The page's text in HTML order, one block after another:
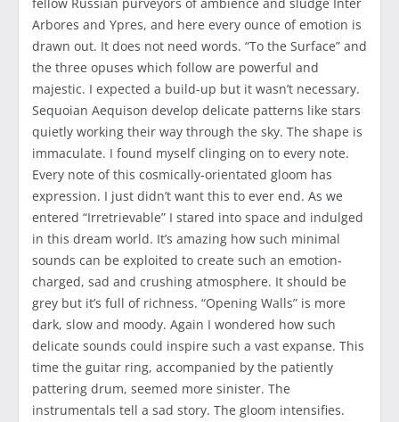
Arbores and Ypres, and here every ounce of emotion is
drawn out. It does not need words. “To the Surface” and
the three opuses which follow are powerful and
majestic. I expected a build-up but it wasn’t necessary.
Sequoian Aequison develop delicate patterns like stars
quietly working their way through the sky. The shape is
immaculate. I found myself clinging on to every note.
Every note of this cosmically-orientated gloom has
expression. I just didn’t want this to ever end. As we
entered “Irretrievable” I stared into space and indulged
in this dream world. It’s amazing how such minimal
sounds can be exploited to create such an emotion-
charged, sad and crushing atmosphere. It should be
grey but it’s full of richness. “Opening Walls” is more
dark, slow and moody. Again I wondered how such
delicate sounds could inspire such a vast expanse. This
time the guitar ring, accompanied by the patiently
pattering drum, seemed more sinister. The
instrumentals tell a sad story. The gloom intensifies.